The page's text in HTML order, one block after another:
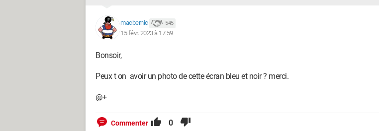
macbernic 545
15 févr. 2023 à 17:59
Bonsoir,
Peux t on avoir un photo de cette écran bleu et noir ? merci.
@+
Commenter 0